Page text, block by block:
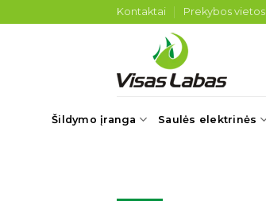
to
Kontaktai Prekybos vietos
Šildymo įranga Saulės elektrinės